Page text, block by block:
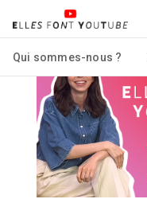
Qui sommes-nous ?